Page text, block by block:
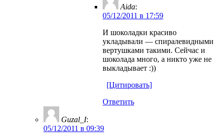
Aida:
05/12/2011 в 17:59
И шоколадки красиво
укладывали — спиралевидными
вертушками такими. Сейчас и
шоколада много, а никто уже не
выкладывает :))
[Цитировать]
Ответить
Guzal_I:
05/12/2011 в 09:39